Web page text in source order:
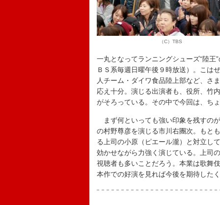
（C）TBS
一丸となってランニングシューズ“陸
ＢＳ系毎週日曜午後９時放送）。こは
人チーム・ダイワ食品陸上部など、さ
応え十分。演じる出演者も、役所、竹
がそろっている。その中で今回は、ち
まず何といっても強い印象を残すの
の村野尊彦を演じる市川右團次。もと
る上司の小原（ピエール瀧）と対立し
効かせながら力強く演じている。上司
視聴者も多いことだろう。本業は歌舞
本作での好演を見れば今後を期待した